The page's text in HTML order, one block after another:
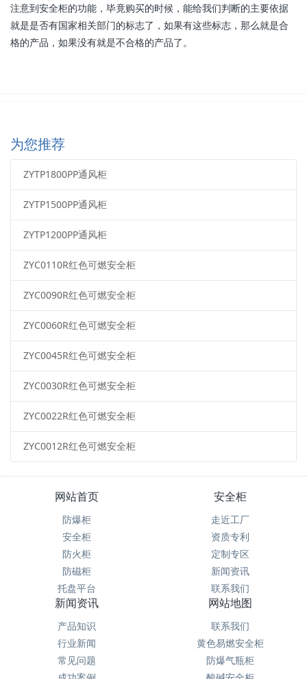
注意到安全柜的功能，毕竟购买的时候，能给我们判断的主要依据
就是是否有国家相关部门的标志了，如果有这些标志，那么就是合
格的产品，如果没有就是不合格的产品了。
为您推荐
ZYTP1800PP通风柜
ZYTP1500PP通风柜
ZYTP1200PP通风柜
ZYC0110R红色可燃安全柜
ZYC0090R红色可燃安全柜
ZYC0060R红色可燃安全柜
ZYC0045R红色可燃安全柜
ZYC0030R红色可燃安全柜
ZYC0022R红色可燃安全柜
ZYC0012R红色可燃安全柜
网站首页
防爆柜
安全柜
防火柜
防磁柜
托盘平台
安全柜
走近工厂
资质专利
定制专区
新闻资讯
联系我们
新闻资讯
产品知识
行业新闻
常见问题
网站地图
联系我们
黄色易燃安全柜
防爆气瓶柜